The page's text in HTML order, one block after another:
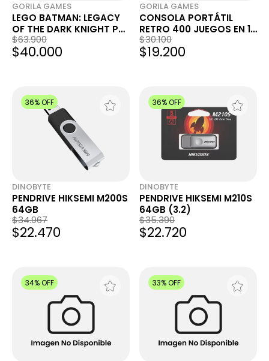
GORILA GAMES
LEGO BATMAN: LEGACY
OF THE DARK KNIGHT PS5
DIGITAL
$63.900
$40.000
GORILA GAMES
CONSOLA PORTÁTIL
RETRO 400 JUEGOS EN 1
PANTALLA 3'' CON
JOYSTICK EXTRA
$30.100
$19.200
36% OFF
DINOBYTE
PENDRIVE HIKSEMI M200S
64GB
$34.967
$22.470
36% OFF
DINOBYTE
PENDRIVE HIKSEMI M210S
64GB (3.2)
$35.390
$22.720
34% OFF 33% OFF